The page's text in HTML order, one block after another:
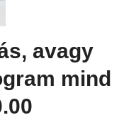
avagy
mind